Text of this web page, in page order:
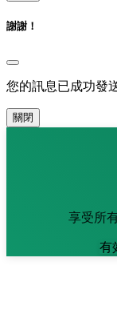
謝謝！
您的訊息已成功發
關閉
享受所
有